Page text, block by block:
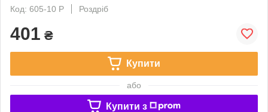
Код: 605-10 P
Роздріб
401 ₴
Купити
або
Купити з